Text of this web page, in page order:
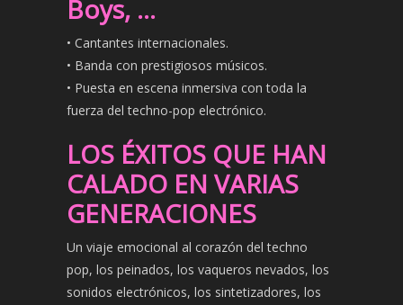
Boys, …
• Cantantes internacionales.
• Banda con prestigiosos músicos.
• Puesta en escena inmersiva con toda la
fuerza del techno-pop electrónico.
LOS ÉXITOS QUE HAN
CALADO EN VARIAS
GENERACIONES
Un viaje emocional al corazón del techno
pop, los peinados, los vaqueros nevados, los
sonidos electrónicos, los sintetizadores, los